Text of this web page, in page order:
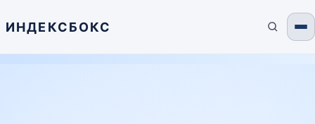
ИНДЕКСБОКС